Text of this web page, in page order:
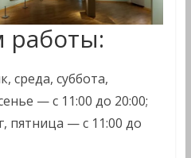
работы:
среда, суббота,
— с 11:00 до 20:00;
пятница — с 11:00 до